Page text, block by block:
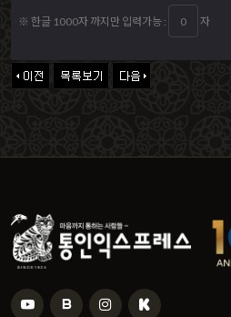
※ 한글 1000자 까지만 입력가능 : 자